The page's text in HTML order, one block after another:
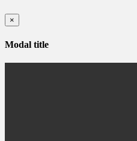
×
Modal title